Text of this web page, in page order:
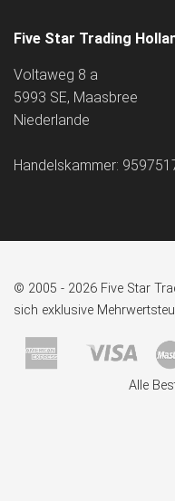
Five Star Trading
Voltaweg 8 a
5993 SE, Maasbree
Niederlande
Handelskammer:
© 2005 - 2026 Five Star
sich exklusive
Alle